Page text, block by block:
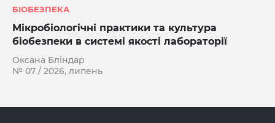
БІОБЕЗПЕКА
Мікробіологічні практики та культура
біобезпеки в системі якості лабораторії
Оксана Бліндар
№ 07 / 2026, липень